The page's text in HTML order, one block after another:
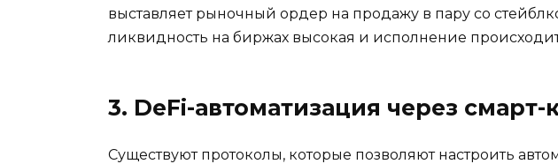
выставляет рыночный ордер на продажу в пару со
ликвидность на биржах высокая и исполнение
3. DeFi-автоматизация через смарт-
Существуют протоколы, которые позволяют настроить